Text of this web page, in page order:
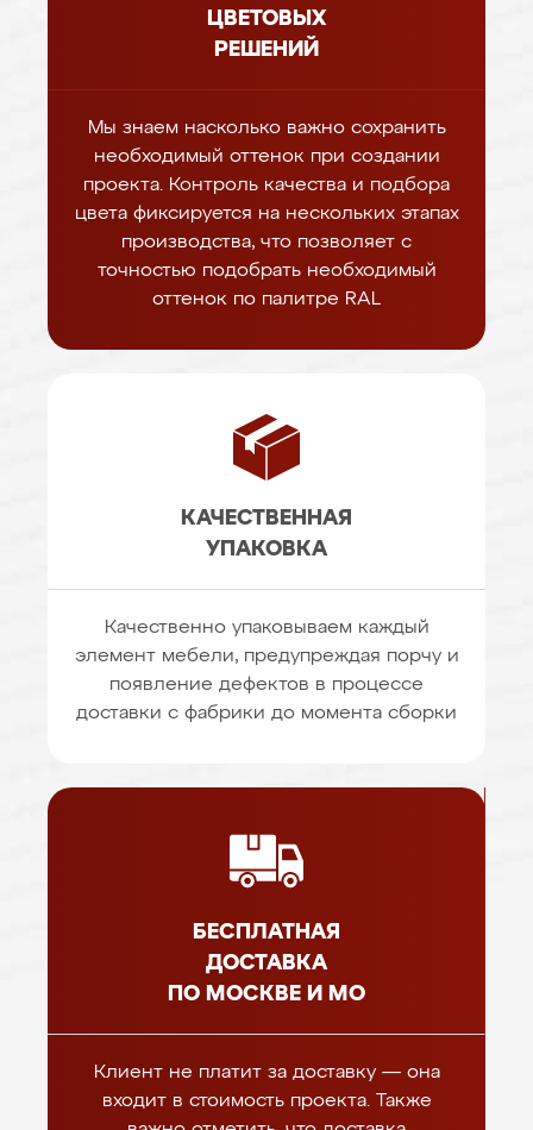
ЦВЕТОВЫХ
РЕШЕНИЙ
Мы знаем насколько важно сохранить
необходимый оттенок при создании
проекта. Контроль качества и подбора
цвета фиксируется на нескольких этапах
производства, что позволяет с
точностью подобрать необходимый
оттенок по палитре RAL
КАЧЕСТВЕННАЯ
УПАКОВКА
Качественно упаковываем каждый
элемент мебели, предупреждая порчу и
появление дефектов в процессе
доставки с фабрики до момента сборки
БЕСПЛАТНАЯ
ДОСТАВКА
ПО МОСКВЕ И МО
Клиент не платит за доставку — она
входит в стоимость проекта. Также